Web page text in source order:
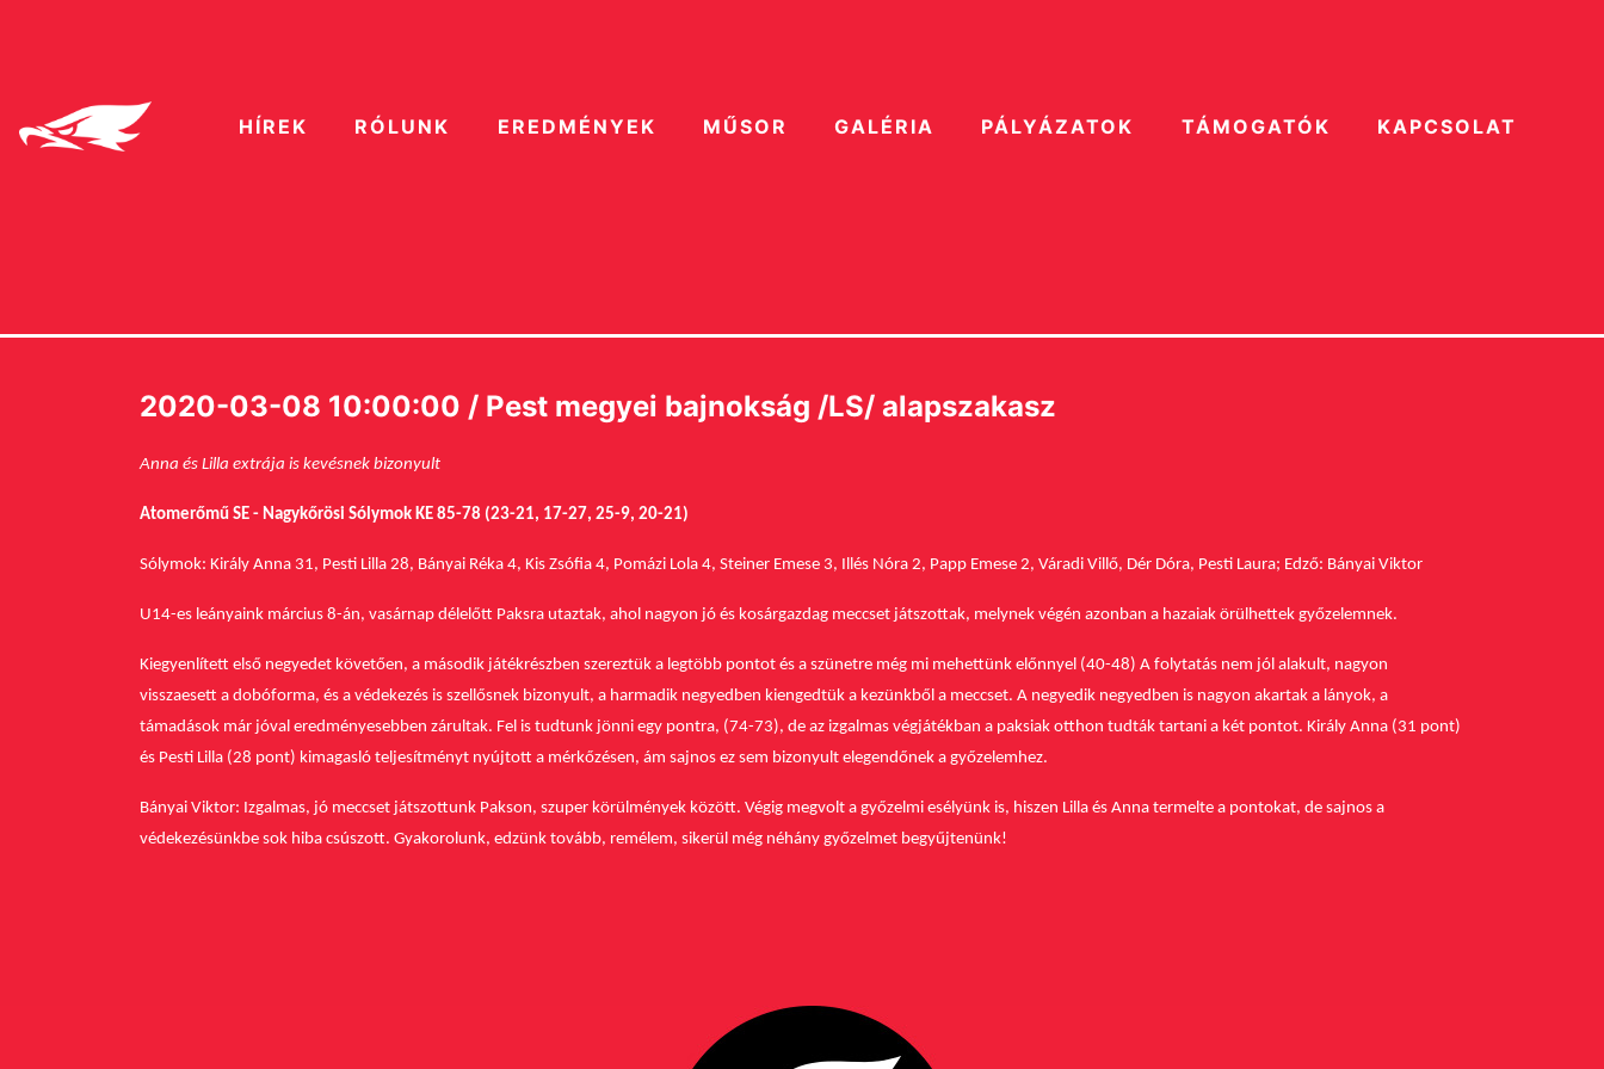
HÍREK RÓLUNK EREDMÉNYEK MŰSOR GALÉRIA PÁLYÁZATOK TÁMOGATÓK KAPCSOLAT
2020-03-08 10:00:00 / Pest megyei bajnokság /LS/ alapszakasz
Anna és Lilla extrája is kevésnek bizonyult
Atomerőmű SE - Nagykőrösi Sólymok KE 85-78 (23-21, 17-27, 25-9, 20-21)
Sólymok: Király Anna 31, Pesti Lilla 28, Bányai Réka 4, Kis Zsófia 4, Pomázi Lola 4, Steiner Emese 3, Illés Nóra 2, Papp Emese 2, Váradi Villő, Dér Dóra, Pesti Laura; Edző: Bányai Viktor
U14-es leányaink március 8-án, vasárnap délelőtt Paksra utaztak, ahol nagyon jó és kosárgazdag meccset játszottak, melynek végén azonban a hazaiak örülhettek győzelemnek.
Kiegyenlített első negyedet követően, a második játékrészben szereztük a legtöbb pontot és a szünetre még mi mehettünk előnnyel (40-48) A folytatás nem jól alakult, nagyon
visszaesett a dobóforma, és a védekezés is szellősnek bizonyult, a harmadik negyedben kiengedtük a kezünkből a meccset. A negyedik negyedben is nagyon akartak a lányok, a
támadások már jóval eredményesebben zárultak. Fel is tudtunk jönni egy pontra, (74-73), de az izgalmas végjátékban a paksiak otthon tudták tartani a két pontot. Király Anna (31 pont)
és Pesti Lilla (28 pont) kimagasló teljesítményt nyújtott a mérkőzésen, ám sajnos ez sem bizonyult elegendőnek a győzelemhez.
Bányai Viktor: Izgalmas, jó meccset játszottunk Pakson, szuper körülmények között. Végig megvolt a győzelmi esélyünk is, hiszen Lilla és Anna termelte a pontokat, de sajnos a
védekezésünkbe sok hiba csúszott. Gyakorolunk, edzünk tovább, remélem, sikerül még néhány győzelmet begyűjtenünk!